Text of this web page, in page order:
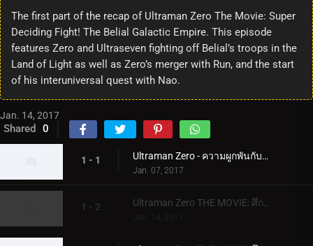
The first part of the recap of Ultraman Zero The Movie: Super
Deciding Fight! The Belial Galactic Empire. This episode
features Zero and Ultraseven fighting off Belial’s troops in the
Land of Light as well as Zero’s merger with Run, and the start
of his interuniversal quest with Nao.
Jan. 14, 2017
Shared 0
1 - 1 Ultraman Zero - ความผูกพันกับเพื่อนของเขา!
Jan. 07, 2017
1 - 2
Jan. 14, 2017